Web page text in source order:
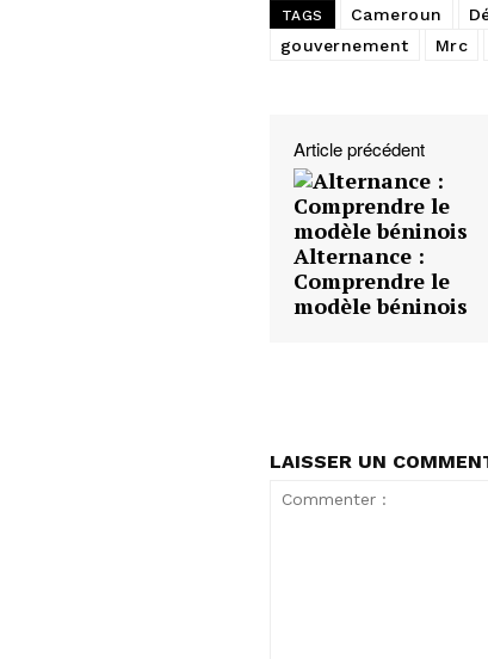
TAGS Cameroun
gouvernement
Mrc
Article précédent
Alternance :
Comprendre le
modèle béninois
LAISSER UN